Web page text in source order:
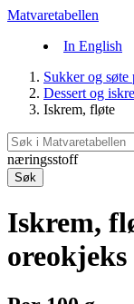
Matvaretabellen
In English
Sukker og søte
Dessert og
Iskrem, fløte
næringsstoff
Søk
Iskrem,
oreokjeks